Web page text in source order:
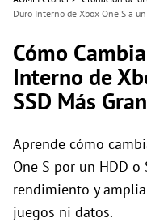
Duro Interno de Xbox One S a
Cómo
Interno de
SSD Más
Aprende cómo
One S por un HDD
rendimiento y
juegos ni datos.